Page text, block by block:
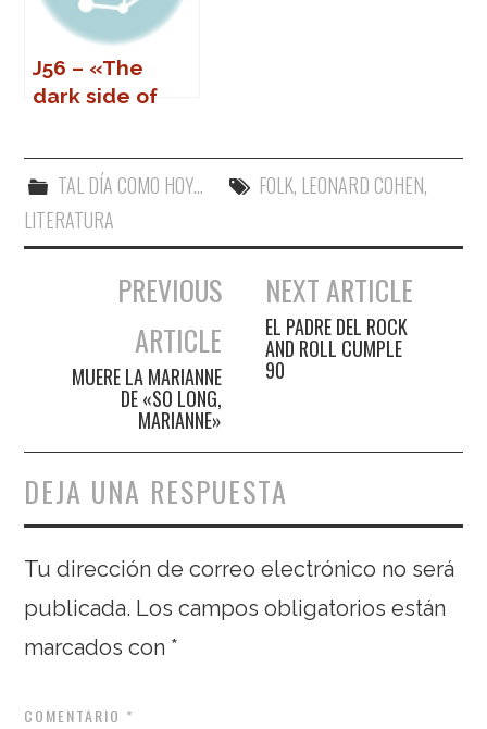
J56 – «The
dark side of
TAL DÍA COMO HOY... FOLK, LEONARD COHEN,
LITERATURA
Navegación de entradas
PREVIOUS
ARTICLE
MUERE LA MARIANNE
DE «SO LONG,
MARIANNE»
NEXT ARTICLE
EL PADRE DEL ROCK
AND ROLL CUMPLE
90
DEJA UNA RESPUESTA
Tu dirección de correo electrónico no será
publicada. Los campos obligatorios están
marcados con *
COMENTARIO *